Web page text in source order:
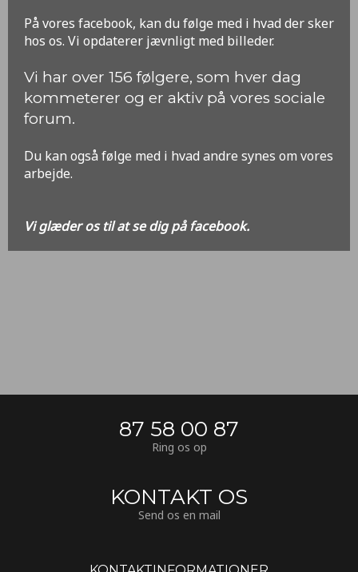
​På vores facebook, kan du følge med i hvad der sker
hos os. Vi opdaterer jævnligt med billeder.
​Vi har over 156 følgere, som hver dag
kommeterer og er aktiv på vores sociale
forum.
Du kan også følge med i hvad andre synes om vores
arbejde.
Vi glæder os til at se dig på facebook.
87 58 00 87
Ring os op
KONTAKT OS
Send os en mail